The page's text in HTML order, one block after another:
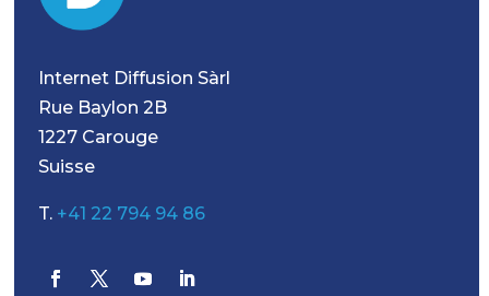
Internet Diffusion Sàrl
Rue Baylon 2B
1227 Carouge
Suisse
T. +41 22 794 94 86